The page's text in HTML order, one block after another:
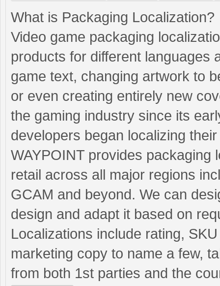
What is Packaging Localization?
Video game packaging
products for different languages
game text, changing artwork to
or even creating entirely new
the gaming industry since its
developers began localizing
WAYPOINT provides packaging
retail across all major regions
GCAM and beyond. We can
design and adapt it based on
Localizations include rating,
marketing copy to name a few,
from both 1st parties and the